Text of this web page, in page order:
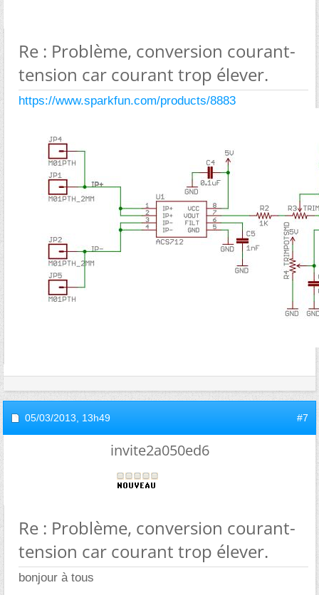
Re : Problème, conversion courant-
tension car courant trop élever.
https://www.sparkfun.com/products/8883
05/03/2013, 13h49 #7
invite2a050ed6
Re : Problème, conversion courant-
tension car courant trop élever.
bonjour à tous